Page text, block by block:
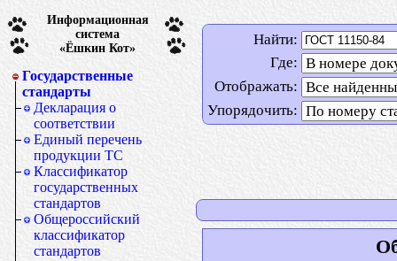
Информационная
система
«Ёшкин Кот»
Государственные
стандарты
Декларация о
соответствии
Единый перечень
продукции ТС
Классификатор
государственных
стандартов
Общероссийский
классификатор
стандартов
Найти:
Где:
Отображать:
Упорядочить: